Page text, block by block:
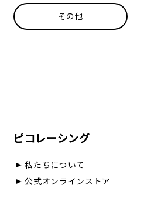
その他
ピコレーシング
私たちについて
公式オンラインストア